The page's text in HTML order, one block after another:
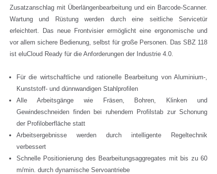
Zusatzanschlag mit Überlängenbearbeitung und ein Barcode-Scanner.
Wartung und Rüstung werden durch eine seitliche Servicetür
erleichtert. Das neue Frontvisier ermöglicht eine ergonomische und
vor allem sichere Bedienung, selbst für große Personen. Das SBZ 118
ist eluCloud Ready für die Anforderungen der Industrie 4.0.
Für die wirtschaftliche und rationelle Bearbeitung von Aluminium-,
Kunststoff- und dünnwandigen Stahlprofilen
Alle Arbeitsgänge wie Fräsen, Bohren, Klinken und
Gewindeschneiden finden bei ruhendem Profilstab zur Schonung
der Profiloberfläche statt
Arbeitsergebnisse werden durch intelligente Regeltechnik
verbessert
Schnelle Positionierung des Bearbeitungsaggregates mit bis zu 60
m/min. durch dynamische Servoantriebe